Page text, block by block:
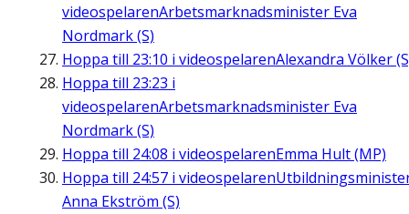
videospelarenArbetsmarknadsminister Eva
Nordmark (S)
Hoppa till 23:10 i videospelarenAlexandra Völker
Hoppa till 23:23 i
videospelarenArbetsmarknadsminister Eva
Nordmark (S)
Hoppa till 24:08 i videospelarenEmma Hult (MP)
Hoppa till 24:57 i videospelaren
Anna Ekström (S)